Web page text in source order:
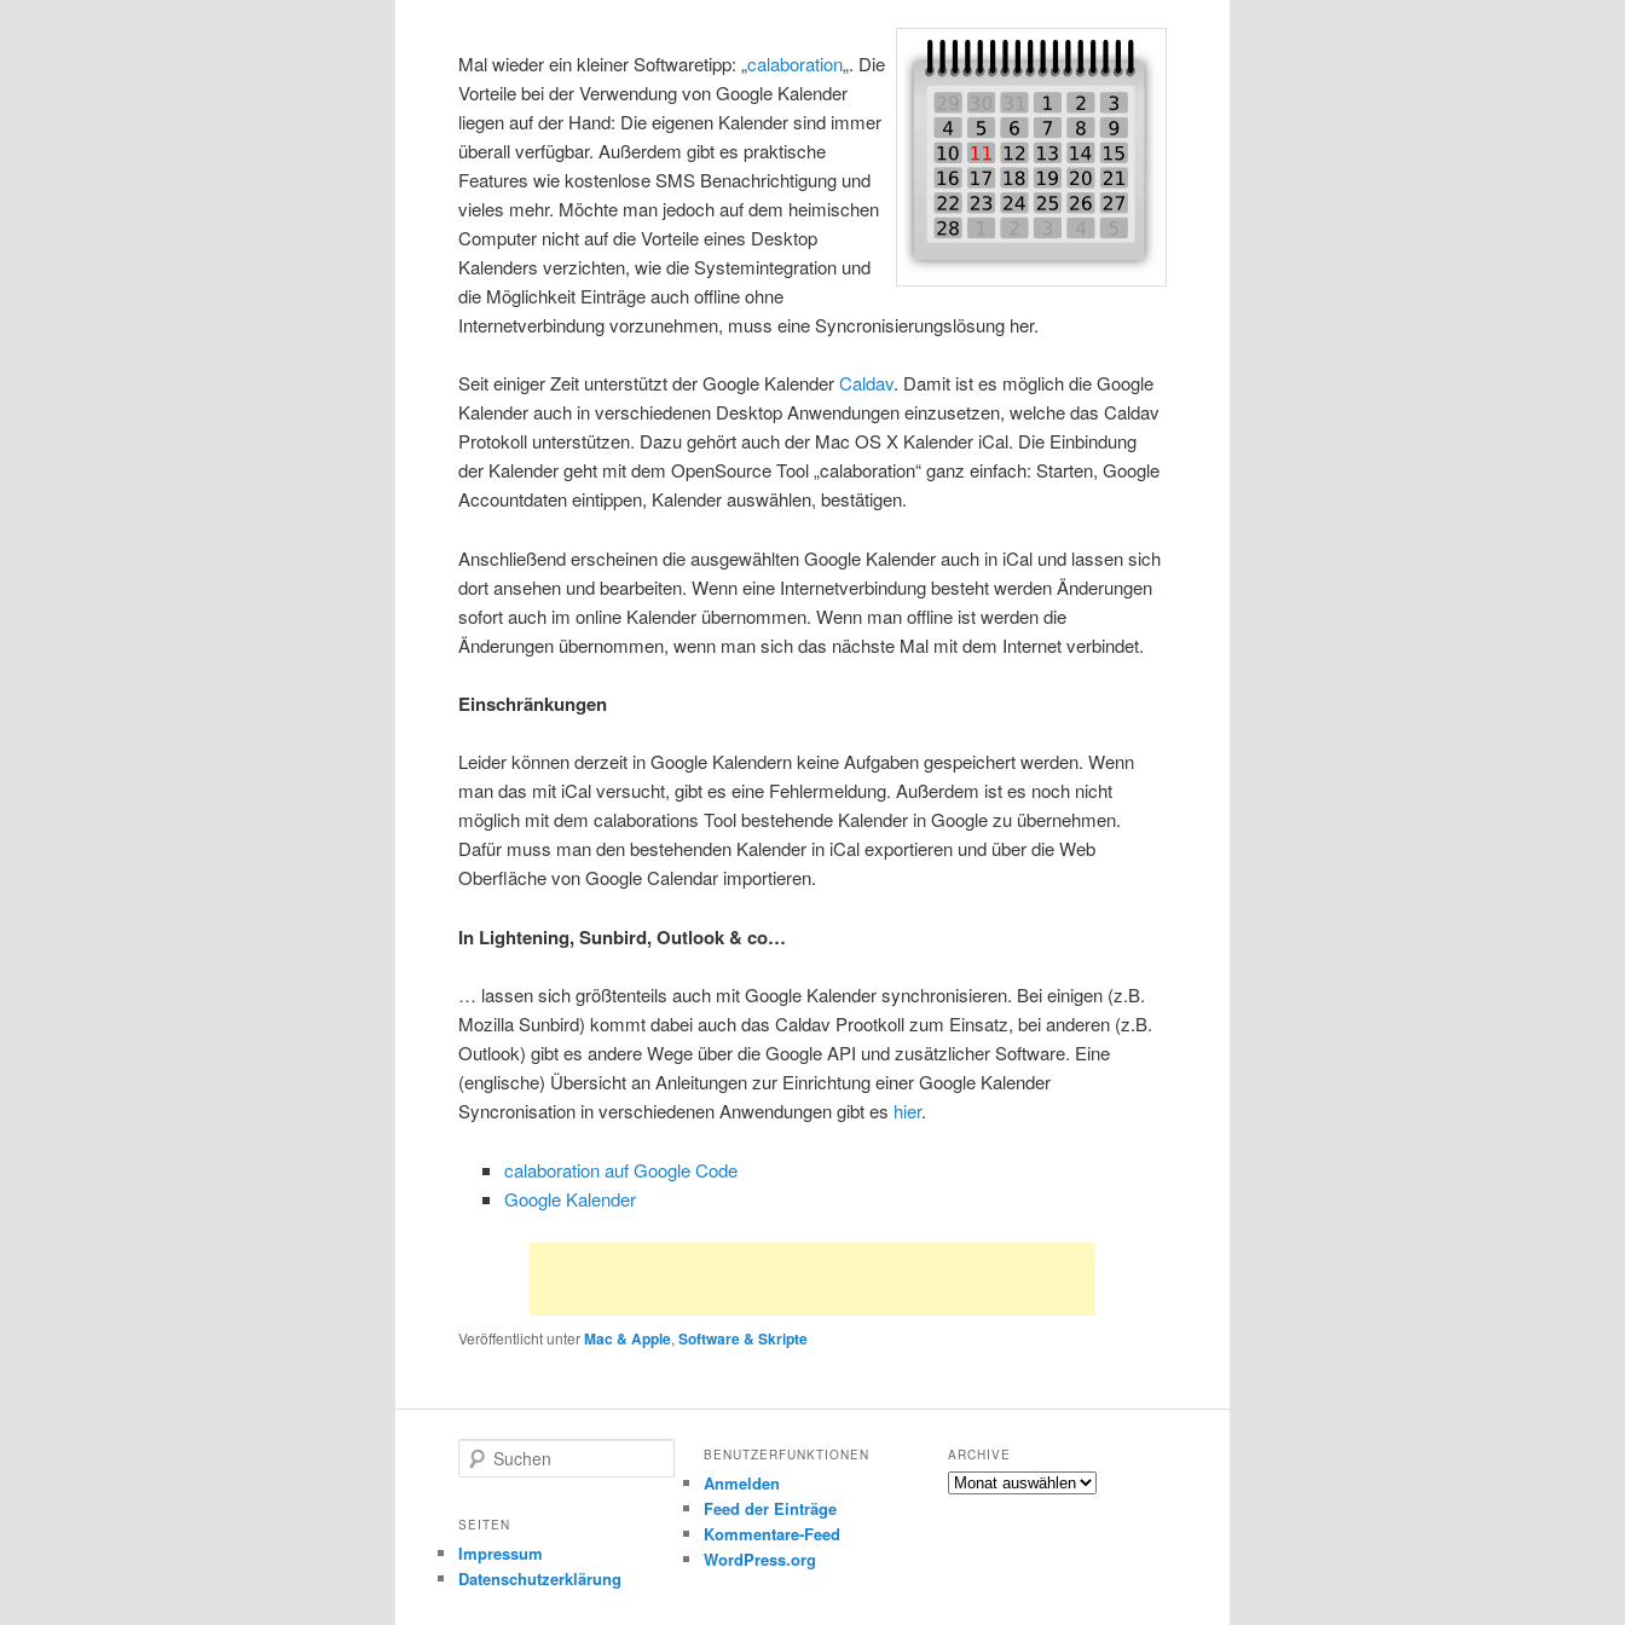
Mal wieder ein kleiner Softwaretipp: „calaboration„. Die
Vorteile bei der Verwendung von Google Kalender
liegen auf der Hand: Die eigenen Kalender sind immer
überall verfügbar. Außerdem gibt es praktische
Features wie kostenlose SMS Benachrichtigung und
vieles mehr. Möchte man jedoch auf dem heimischen
Computer nicht auf die Vorteile eines Desktop
Kalenders verzichten, wie die Systemintegration und
die Möglichkeit Einträge auch offline ohne
Internetverbindung vorzunehmen, muss eine Syncronisierungslösung her.
Seit einiger Zeit unterstützt der Google KalenderCaldav. Damit ist es möglich die Google
Kalender auch in verschiedenen Desktop Anwendungen einzusetzen, welche das Caldav
Protokoll unterstützen. Dazu gehört auch der Mac OS X Kalender iCal. Die Einbindung
der Kalender geht mit dem OpenSource Tool „calaboration“ ganz einfach: Starten, Google
Accountdaten eintippen, Kalender auswählen, bestätigen.
Anschließend erscheinen die ausgewählten Google Kalender auch in iCal und lassen sich
dort ansehen und bearbeiten. Wenn eine Internetverbindung besteht werden Änderungen
sofort auch im online Kalender übernommen. Wenn man offline ist werden die
Änderungen übernommen, wenn man sich das nächste Mal mit dem Internet verbindet.
Einschränkungen
Leider können derzeit in Google Kalendern keine Aufgaben gespeichert werden. Wenn
man das mit iCal versucht, gibt es eine Fehlermeldung. Außerdem ist es noch nicht
möglich mit dem calaborations Tool bestehende Kalender in Google zu übernehmen.
Dafür muss man den bestehenden Kalender in iCal exportieren und über die Web
Oberfläche von Google Calendar importieren.
In Lightening, Sunbird, Outlook & co…
… lassen sich größtenteils auch mit Google Kalender synchronisieren. Bei einigen (z.B.
Mozilla Sunbird) kommt dabei auch das Caldav Prootkoll zum Einsatz, bei anderen (z.B.
Outlook) gibt es andere Wege über die Google API und zusätzlicher Software. Eine
(englische) Übersicht an Anleitungen zur Einrichtung einer Google Kalender
Syncronisation in verschiedenen Anwendungen gibt es hier.
calaboration auf Google Code
Google Kalender
Veröffentlicht unter Mac & Apple,Software & Skripte
u
h
n
SEITEN
Impressum
Datenschutzerklärung
BENUTZERFUNKTIONEN
Anmelden
Feed der Einträge
Kommentare-Feed
WordPress.org
ARCHIVE
Archive